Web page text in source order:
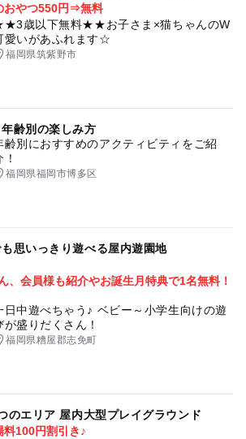
おやつ550円⇒無料
歳以下無料★★お子さま×猫ちゃんのW
愛いがあふれます☆
福岡県筑紫野市
年齢別の楽しみ方
齢別におすすめのアクティビティをご紹
！
福岡県福岡市博多区
思いっきり遊べる屋内遊園地
、会員様も紹介やお誕生月特典で1名無料！
日中遊べちゃう♪ ベビー～小学生向けの遊
が盛りだくさん！
福岡県糟屋郡志免町
のエリア 屋内大型プレイグラウンド
料100円割引き♪